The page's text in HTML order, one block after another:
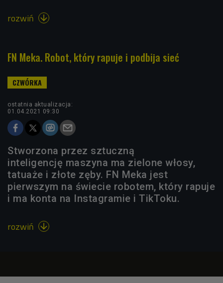
rozwiń 
FN Meka. Robot, który rapuje i podbija sieć
ostatnia aktualizacja:
01.04.2021 09:30
Stworzona przez sztuczną
inteligencję maszyna ma zielone włosy,
tatuaże i złote zęby. FN Meka jest
pierwszym na świecie robotem, który rapuje
i ma konta na Instagramie i TikToku.
rozwiń 